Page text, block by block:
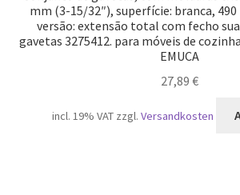
mm (3-15/32″), superfície: branca,
versão: extensão total com fecho
gavetas 3275412. para móveis de
EMUCA
27,89 €
incl. 19% VAT zzgl. Versandkosten